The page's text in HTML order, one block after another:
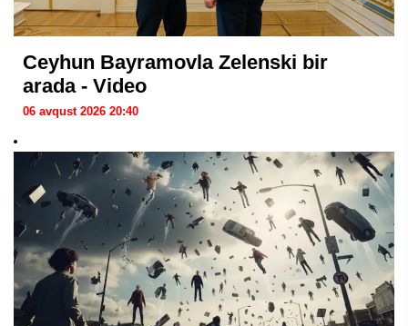
Ceyhun Bayramovla Zelenski bir
arada - Video
06 avqust 2026 20:40